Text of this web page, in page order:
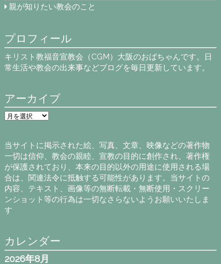
親が知りたい教会のこと
プロフィール
キリスト教福音宣教会（CGM）大阪のおばちゃんです。日
常生活や教会の出来事などブログを毎日更新しています。
アーカイブ
ア
ー
ブ
当サイトに掲示された絵、写真、文章、映像などの著作物
一切は信仰、教会の親睦、宣教の目的に創作され、著作権
が保護されており、本来の目的以外の用途に使用される場
合は、関連法令に抵触する可能性があります。当サイトの
内容、テキスト、画像等の無断転載・無断使用・スクリー
ンショット等の行為は一切なさらないようお願いいたしま
す
カレンダー
2026年8月